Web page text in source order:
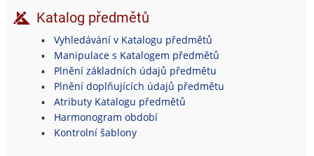
Katalog předmětů
Vyhledávání v Katalogu předmětů
Manipulace s Katalogem předmětů
Plnění základních údajů předmětu
Plnění doplňujících údajů předmětu
Atributy Katalogu předmětů
Harmonogram období
Kontrolní šablony